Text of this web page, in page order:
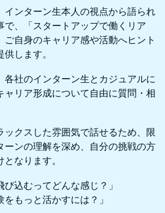
インターン生本人の視点から語られ
で、「スタートアップで働くリア
ご自身のキャリア感や活動へヒント
します。
各社のインターン生とカジュアルに
ャリア形成について自由に質問・相
ックスした雰囲気で話せるため、限
ーンの理解を深め、自分の挑戦の方
なります。
び込むってどんな感じ？」
をもっと活かすには？」